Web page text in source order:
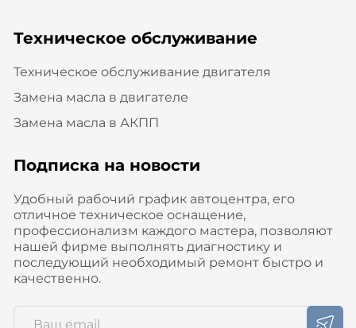
Техническое обслуживание
Техническое обслуживание двигателя
Замена масла в двигателе
Замена масла в АКПП
Подписка на новости
Удобный рабочий график автоцентра, его
отличное техническое оснащение,
профессионализм каждого мастера, позволяют
нашей фирме выполнять диагностику и
последующий необходимый ремонт быстро и
качественно.